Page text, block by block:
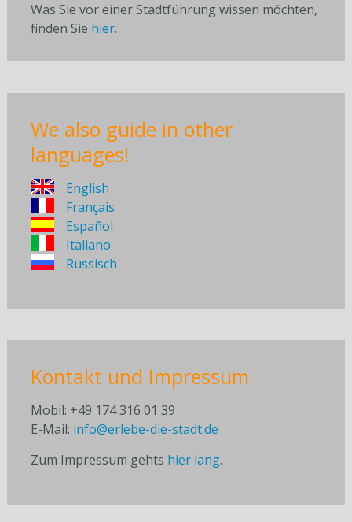
Was Sie vor einer Stadtführung wissen möchten,
finden Sie hier.
We also guide in other
languages!
English
Français
Español
Italiano
Russisch
Kontakt und Impressum
Mobil: +49 174 316 01 39
E-Mail: info@erlebe-die-stadt.de
Zum Impressum gehts hier lang.